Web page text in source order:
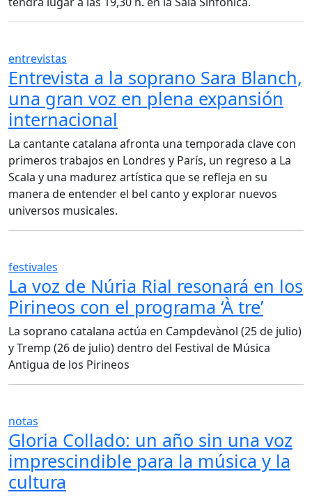
entrevistas
Entrevista a la soprano Sara Blanch,
una gran voz en plena expansión
internacional
La cantante catalana afronta una temporada clave con
primeros trabajos en Londres y París, un regreso a La
Scala y una madurez artística que se refleja en su
manera de entender el bel canto y explorar nuevos
universos musicales.
festivales
La voz de Núria Rial resonará en los
Pirineos con el programa ‘À tre’
La soprano catalana actúa en Campdevànol (25 de julio)
y Tremp (26 de julio) dentro del Festival de Música
Antigua de los Pirineos
notas
Gloria Collado: un año sin una voz
imprescindible para la música y la
cultura